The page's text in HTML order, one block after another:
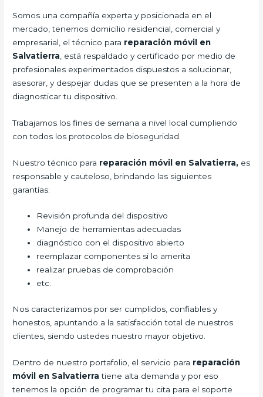
Somos una compañía experta y posicionada en el
mercado, tenemos domicilio residencial, comercial y
empresarial, el técnico para reparación móvil en
Salvatierra , está respaldado y certificado por medio de
profesionales experimentados dispuestos a solucionar,
asesorar, y despejar dudas que se presenten a la hora de
diagnosticar tu dispositivo.
Trabajamos los fines de semana a nivel local cumpliendo
con todos los protocolos de bioseguridad.
Nuestro técnico para reparación móvil en Salvatierra, es
responsable y cauteloso, brindando las siguientes
garantías:
Revisión profunda del dispositivo
Manejo de herramientas adecuadas
diagnóstico con el dispositivo abierto
reemplazar componentes si lo amerita
realizar pruebas de comprobación
etc.
Nos caracterizamos por ser cumplidos, confiables y
honestos, apuntando a la satisfacción total de nuestros
clientes, siendo ustedes nuestro mayor objetivo.
Dentro de nuestro portafolio, el servicio para reparación
móvil en Salvatierra tiene alta demanda y por eso
tenemos la opción de programar tu cita para el soporte